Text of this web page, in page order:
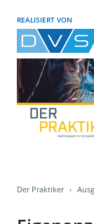
REALISIERT VON
Der Praktiker